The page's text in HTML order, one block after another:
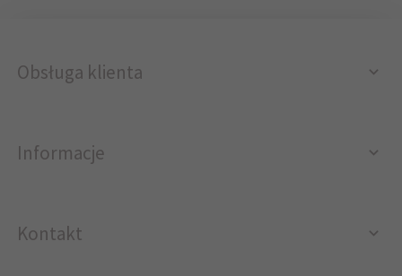
Obsługa klienta
Informacje
Kontakt